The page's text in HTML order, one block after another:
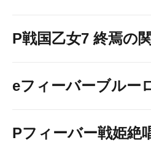
P戦国乙女7 終焉の
eフィーバーブルー
Pフィーバー戦姫絶